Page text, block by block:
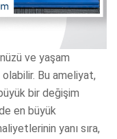
ve yaşam
Bu ameliyat,
bir değişim
en büyük
yanı sıra,